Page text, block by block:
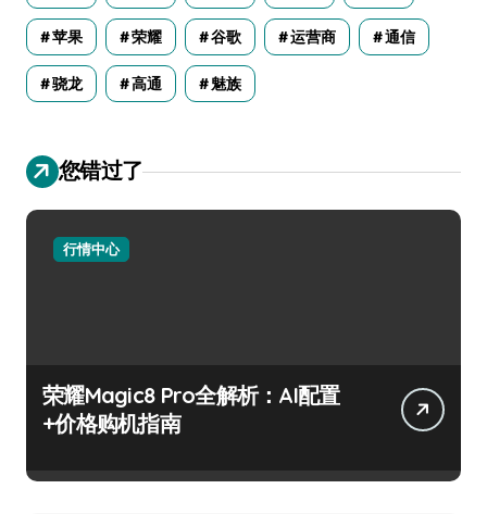
苹果 荣耀 谷歌 运营商 通信
骁龙 高通 魅族
您错过了
行情中心
荣耀Magic8 Pro全解析：AI配置
+价格购机指南